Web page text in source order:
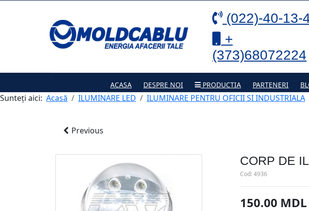
(022)-40-13-
+
(373)68072224
ACASA DESPRE NOI PRODUCTIA PARTENERI
Sunteți aici: Acasă ILUMINARE LED ILUMINARE PENTRU OFICII SI INDUSTRIALA
Previous
CORP DE
Cod:4936
150.00 MDL